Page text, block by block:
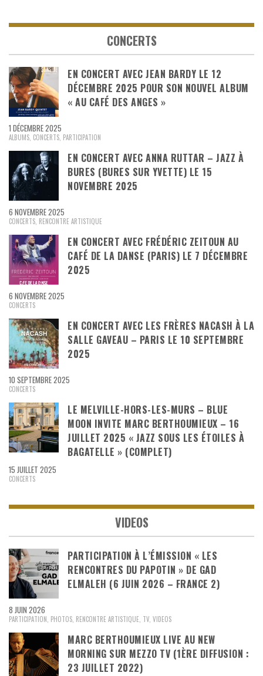
CONCERTS
EN CONCERT AVEC JEAN BARDY LE 12
DÉCEMBRE 2025 POUR SON NOUVEL ALBUM
« AU CAFÉ DES ANGES »
1 DÉCEMBRE 2025
ALBUMS CONCERTS PARTICIPATION
EN CONCERT AVEC ANNA RUTTAR – JAZZ À
BURES (BURES SUR YVETTE) LE 15
NOVEMBRE 2025
6 NOVEMBRE 2025
CONCERTS RENCONTRE ARTISTIQUE
EN CONCERT AVEC FRÉDÉRIC ZEITOUN AU
CAFÉ DE LA DANSE (PARIS) LE 7 DÉCEMBRE
2025
6 NOVEMBRE 2025
CONCERTS
EN CONCERT AVEC LES FRÈRES NACASH À LA
SALLE GAVEAU – PARIS LE 10 SEPTEMBRE
2025
10 SEPTEMBRE 2025
CONCERTS
LE MELVILLE-HORS-LES-MURS – BLUE
MOON INVITE MARC BERTHOUMIEUX – 16
JUILLET 2025 « JAZZ SOUS LES ÉTOILES À
BAGATELLE » (COMPLET)
15 JUILLET 2025
CONCERTS
VIDEOS
PARTICIPATION À L’ÉMISSION « LES
RENCONTRES DU PAPOTIN » DE GAD
ELMALEH (6 JUIN 2026 – FRANCE 2)
8 JUIN 2026
PARTICIPATION, PHOTOS, RENCONTRE ARTISTIQUE, TV, VIDEOS
MARC BERTHOUMIEUX LIVE AU NEW
MORNING SUR MEZZO TV (1ÈRE DIFFUSION :
23 JUILLET 2022)